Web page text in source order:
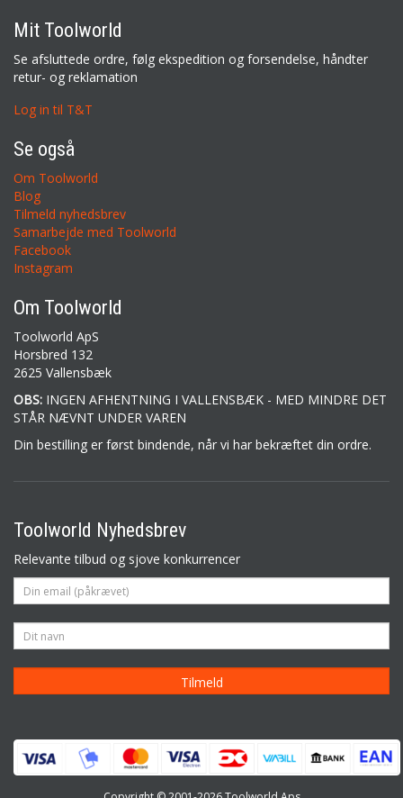
Mit Toolworld
Se afsluttede ordre, følg ekspedition og forsendelse, håndter
retur- og reklamation
Log in til T&T
Se også
Om Toolworld
Blog
Tilmeld nyhedsbrev
Samarbejde med Toolworld
Facebook
Instagram
Om Toolworld
Toolworld ApS
Horsbred 132
2625 Vallensbæk
OBS: INGEN AFHENTNING I VALLENSBÆK - MED MINDRE DET
STÅR NÆVNT UNDER VAREN
Din bestilling er først bindende, når vi har bekræftet din ordre.
Toolworld Nyhedsbrev
Relevante tilbud og sjove konkurrencer